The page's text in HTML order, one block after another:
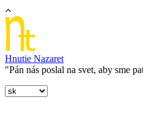
Skočiť na hlavný obsah
Hnutie Nazaret
"Pán nás poslal na svet, aby sme